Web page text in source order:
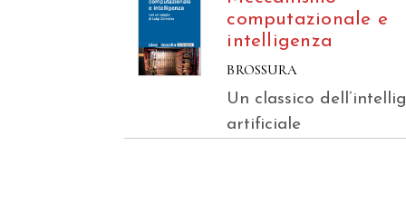
computazionale e
intelligenza
BROSSURA
Un classico
artificiale